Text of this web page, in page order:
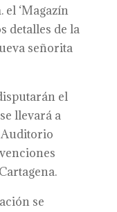
el ‘Magazín
detalles de la
señorita
el
llevará a
Auditorio
se